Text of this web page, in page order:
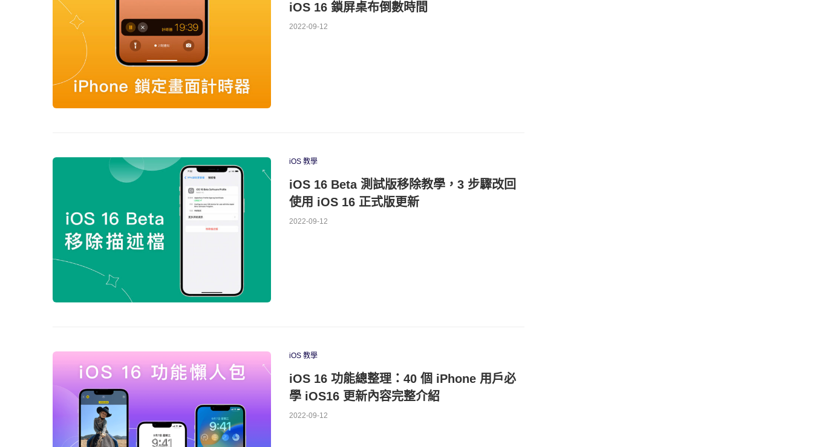
iOS 16 鎖屏桌布倒數時間
2022-09-12
iOS 教學
iOS 16 Beta 測試版移除教學，3 步驟改回
使用 iOS 16 正式版更新
2022-09-12
iOS 教學
iOS 16 功能總整理：40 個 iPhone 用戶必
學 iOS16 更新內容完整介紹
2022-09-12